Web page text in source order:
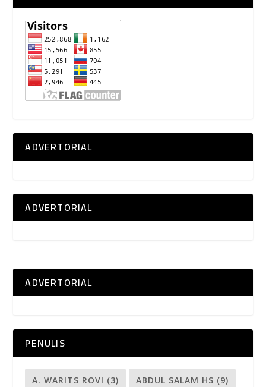
ADVERTORIAL
ADVERTORIAL
ADVERTORIAL
PENULIS
A. WARITS ROVI (3) ABDUL SALAM HS (9)